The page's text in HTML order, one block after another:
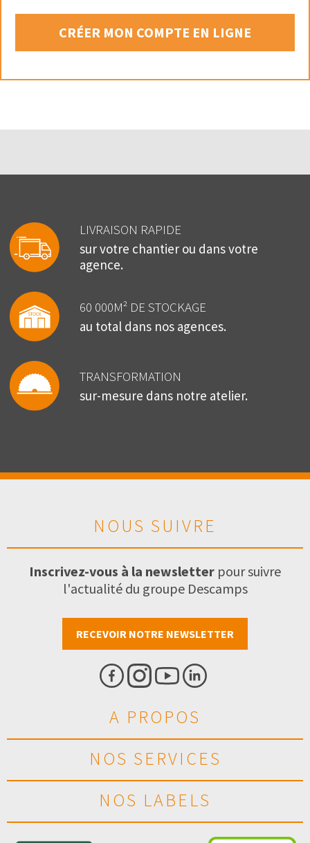
CRÉER MON COMPTE EN LIGNE
LIVRAISON RAPIDE
sur votre chantier ou dans votre
agence.
60 000M² DE STOCKAGE
au total dans nos agences.
TRANSFORMATION
sur-mesure dans notre atelier.
NOUS SUIVRE
Inscrivez-vous à la newsletter pour suivre
l'actualité du groupe Descamps
RECEVOIR NOTRE NEWSLETTER
A PROPOS
NOS SERVICES
NOS LABELS